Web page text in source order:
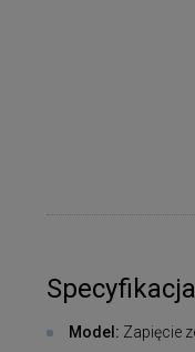
Model: Zapięcie